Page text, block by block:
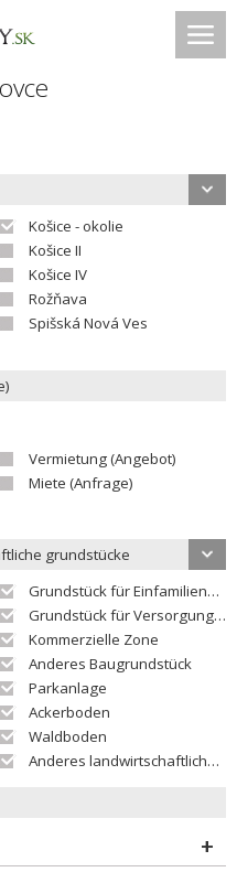
Košice - okolie
Košice II
Košice IV
Rožňava
Spišská Nová Ves
Vermietung (Angebot)
Miete (Anfrage)
grundstücke
Grundstück für Einfamilienhäuser
Grundstück für Versorgungseinrichtungen
Kommerzielle Zone
Anderes Baugrundstück
Parkanlage
Ackerboden
Waldboden
Anderes landwirtschaftliches Grundstück